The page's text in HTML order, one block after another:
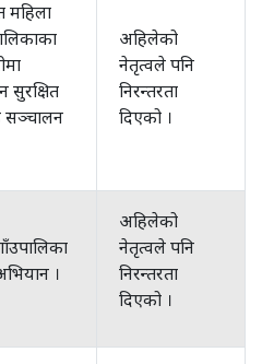
महिला
सुरक्षित
अहिलेको
नेतृत्वले पनि
निरन्तरता
दिएको ।
।
अहिलेको
नेतृत्वले पनि
निरन्तरता
दिएको ।